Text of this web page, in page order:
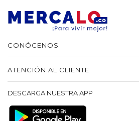
CONÓCENOS
ATENCIÓN AL CLIENTE
DESCARGA NUESTRA APP